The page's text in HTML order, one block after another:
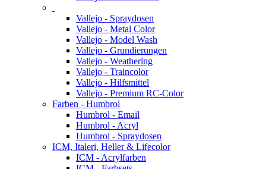
Vallejo - Spraydosen
Vallejo - Metal Color
Vallejo - Model Wash
Vallejo - Grundierungen
Vallejo - Weathering
Vallejo - Traincolor
Vallejo - Hilfsmittel
Vallejo - Premium RC-Color
Farben - Humbrol
Humbrol - Email
Humbrol - Acryl
Humbrol - Spraydosen
ICM, Italeri, Heller & Lifecolor
ICM - Acrylfarben